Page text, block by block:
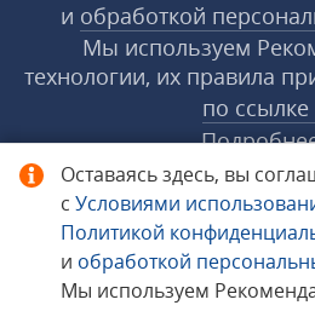
Оставаясь здесь, вы
с Условиями
Политикой
и обработкой
Мы используем
и обработкой
Мы используем
технологии, их правила
по ссылке
© 1998−2026